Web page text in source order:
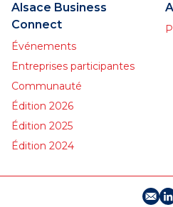
Alsace Business
Connect
Événements
Entreprises participantes
Communauté
Édition 2026
Édition 2025
Édition 2024
E-